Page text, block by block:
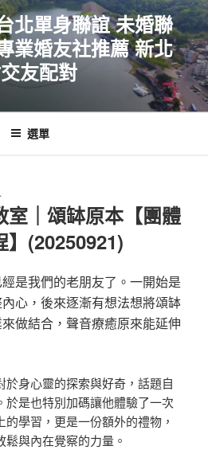
北單身聯誼 未婚聯
業婚友社推薦 新北
友配對
選單
室｜頌缽原本【團體
】(20250921)
是我們的老朋友了。一開始是
心，後來逐漸有想法想將頌缽
做結合，聲音療癒原來能延伸
身心靈的探索與好奇，話題自
於是也特別加碼讓他體驗了一次
學習，更是一份額外的禮物，
與內在覺察的力量。